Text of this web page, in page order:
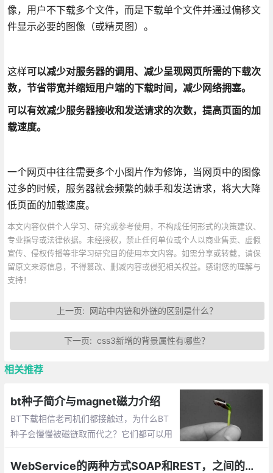
像，用户不下载多个文件，而是下载单个文件并通过偏移文
件显示必要的图像（或精灵图）。
这样可以减少对服务器的调用、减少呈现网页所需的下载次
数，节省带宽并缩短用户端的下载时间，减少网络拥塞。
可以有效减少服务器接收和发送请求的次数，提高页面的加
载速度。
一个网页中往往需要多个小图片作为修饰，当网页中的图像
过多的时候，服务器就会频繁的棘手和发送请求，将大大降
低页面的加载速度。
本文内容仅供个人学习、研究或参考使用，不构成任何形式的决策建议、
专业指导或法律依据。未经授权，禁止任何单位或个人以商业售卖、虚假
宣传、侵权传播等非学习研究目的使用本文内容。如需分享或转载，请保
留原文来源信息，不得篡改、删减内容或侵犯相关权益。感谢您的理解与
支持！
上一页: 网站中内链和外链的区别是什么？
下一页:css3新增的背景属性有哪些？
相关推荐
bt种子简介与magnet磁力介绍
BT下载相信老司机们都接触过，为什么BT
种子会慢慢被磁链取而代之？它们都可以用
别，背后的技术上又有何不同？
WebService的两种方式SOAP和REST，之间的区别与优缺点